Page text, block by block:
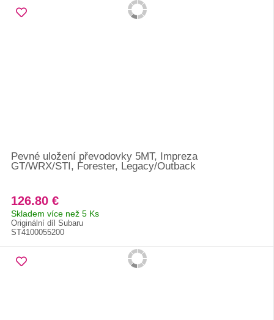
Pevné uložení převodovky 5MT, Impreza
GT/WRX/STI, Forester, Legacy/Outback
126.80 €
Skladem více než 5 Ks
Originální díl Subaru
ST4100055200